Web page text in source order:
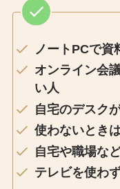
ノートPCで資
オンライン会
い人
自宅のデスク
使わないとき
自宅や職場な
テレビを使わ